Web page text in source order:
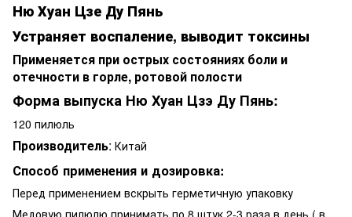
Ню Хуан Цзе Ду Пянь
Устраняет воспаление, выводит токсины
Применяется при острых состояниях боли и
отечности в горле, ротовой полости
Форма выпуска Ню Хуан Цзэ Ду Пянь:
120 пилюль
Производитель: Китай
Способ применения и дозировка:
Перед применением вскрыть герметичную упаковку